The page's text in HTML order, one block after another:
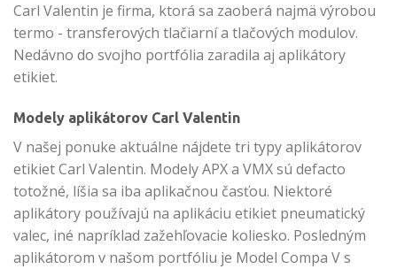
Carl Valentin je firma, ktorá sa zaoberá najmä výrobou
termo - transferových tlačiarní a tlačových modulov.
Nedávno do svojho portfólia zaradila aj aplikátory
etikiet.
Modely aplikátorov Carl Valentin
V našej ponuke aktuálne nájdete tri typy aplikátorov
etikiet Carl Valentin. Modely APX a VMX sú defacto
totožné, líšia sa iba aplikačnou časťou. Niektoré
aplikátory používajú na aplikáciu etikiet pneumatický
valec, iné napríklad zažehľovacie koliesko. Posledným
aplikátorom v našom portfóliu je Model Compa V s